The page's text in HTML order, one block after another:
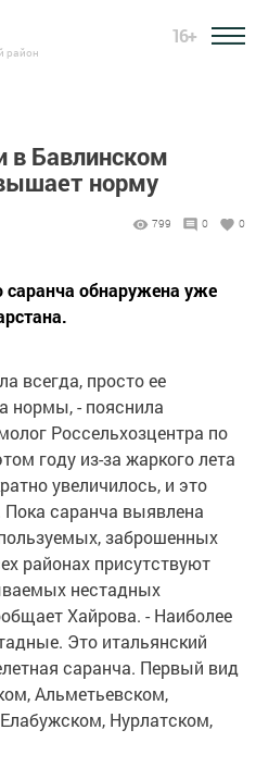
район
16+
в Бавлинском
норму
799 0 0
саранча обнаружена уже
всегда, просто ее
нормы, - пояснила
Россельхозцентра по
году из-за жаркого лета
увеличилось, и это
Пока саранча выявлена
заброшенных
районах присутствуют
нестадных
Хайрова. - Наиболее
Это итальянский
саранча. Первый вид
Альметьевском,
Нурлатском,